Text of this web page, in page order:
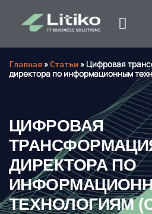
Главная »Статьи » Цифровая
директора по информационным
ЦИФРОВАЯ
ДИРЕКТОРА ПО
ТЕХНОЛОГИЯМ